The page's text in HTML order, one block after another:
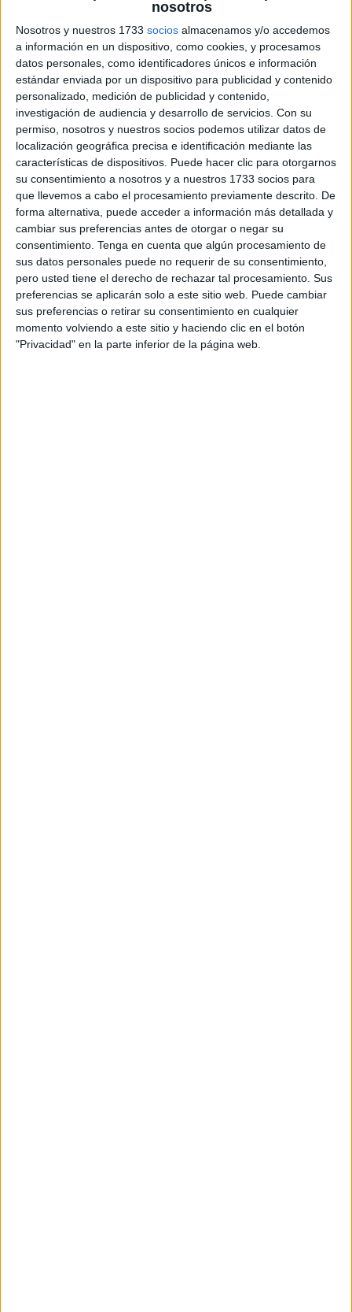
nosotros
Nosotros y nuestros 1733 socios almacenamos y/o accedemos
a información en un dispositivo, como cookies, y procesamos
datos personales, como identificadores únicos e información
estándar enviada por un dispositivo para publicidad y contenido
personalizado, medición de publicidad y contenido,
investigación de audiencia y desarrollo de servicios. Con su
permiso, nosotros y nuestros socios podemos utilizar datos de
localización geográfica precisa e identificación mediante las
características de dispositivos. Puede hacer clic para otorgarnos
su consentimiento a nosotros y a nuestros 1733 socios para
que llevemos a cabo el procesamiento previamente descrito. De
forma alternativa, puede acceder a información más detallada y
cambiar sus preferencias antes de otorgar o negar su
consentimiento. Tenga en cuenta que algún procesamiento de
sus datos personales puede no requerir de su consentimiento,
pero usted tiene el derecho de rechazar tal procesamiento. Sus
preferencias se aplicarán solo a este sitio web. Puede cambiar
sus preferencias o retirar su consentimiento en cualquier
momento volviendo a este sitio y haciendo clic en el botón
"Privacidad" en la parte inferior de la página web.
SÍGUENOS EN INSTAGRAM
PINCHA AQUÍ